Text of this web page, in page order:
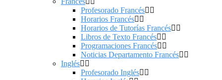
Profesorado Francés
Horarios Francés
Horarios de Tutorías Francés
Libros de Texto Francés
Programaciones Francés
Noticias Departamento Francés
Inglés
Profesorado Inglés